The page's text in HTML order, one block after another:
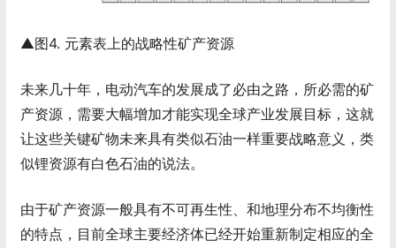
▲图4. 元素表上的战略性矿产资源
未来几十年，电动汽车的发展成了必由之路，所必需的矿
产资源，需要大幅增加才能实现全球产业发展目标，这就
让这些关键矿物未来具有类似石油一样重要战略意义，类
似锂资源有白色石油的说法。
由于矿产资源一般具有不可再生性、和地理分布不均衡性
的特点，目前全球主要经济体已经开始重新制定相应的全